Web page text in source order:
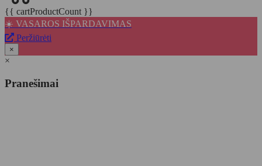
{{ cartProductCount }}
☀️ VASAROS IŠPARDAVIMAS
Peržiūrėti
×
×
Pranešimai